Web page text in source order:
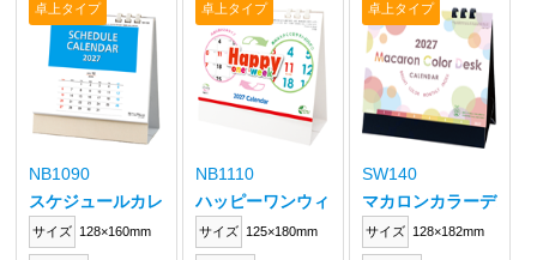
卓上タイプ
NB1090
スケジュールカレンダー
サイズ 128×160mm
卓上タイプ
NB1110
ハッピーワンウィーク
サイズ 125×180mm
卓上タイプ
SW140
マカロンカラーデスク
サイズ 128×182mm